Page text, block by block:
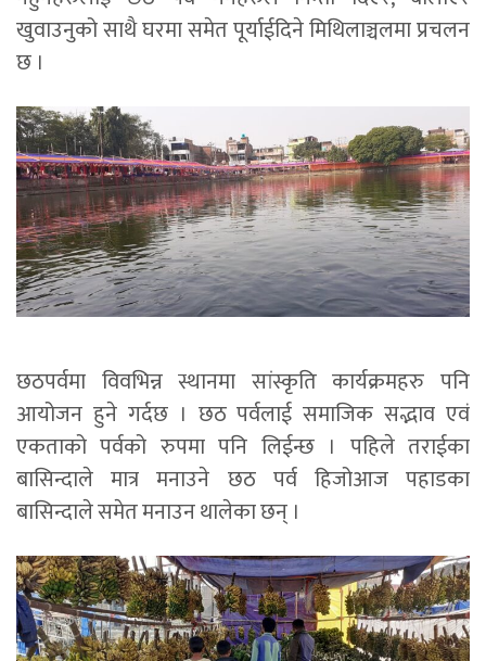
खुवाउनुको साथै घरमा समेत पूर्याईदिने मिथिलाञ्चलमा प्रचलन
छ ।
छठपर्वमा विवभिन्न स्थानमा सांस्कृति कार्यक्रमहरु पनि
आयोजन हुने गर्दछ । छठ पर्वलाई समाजिक सद्भाव एवं
एकताको पर्वको रुपमा पनि लिईन्छ । पहिले तराईका
बासिन्दाले मात्र मनाउने छठ पर्व हिजोआज पहाडका
बासिन्दाले समेत मनाउन थालेका छन् ।